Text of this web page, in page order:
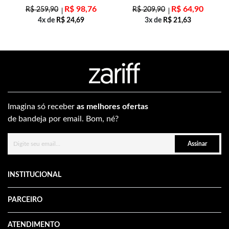
R$259,90 R$ 98,76
4x de R$ 24,69
R$209,90 R$ 64,90
3x de R$ 21,63
Imagina só receber as melhores ofertas
de bandeja por email. Bom, né?
Assinar
INSTITUCIONAL
PARCEIRO
ATENDIMENTO